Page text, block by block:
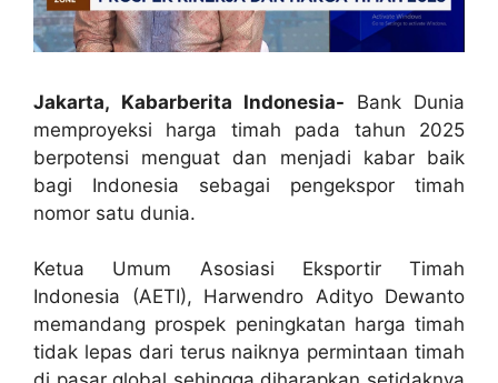
Jakarta, Kabarberita Indonesia- Bank Dunia
memproyeksi harga timah pada tahun 2025
berpotensi menguat dan menjadi kabar baik
bagi Indonesia sebagai pengekspor timah
nomor satu dunia.
Ketua Umum Asosiasi Eksportir Timah
Indonesia (AETI), Harwendro Adityo Dewanto
memandang prospek peningkatan harga timah
tidak lepas dari terus naiknya permintaan timah